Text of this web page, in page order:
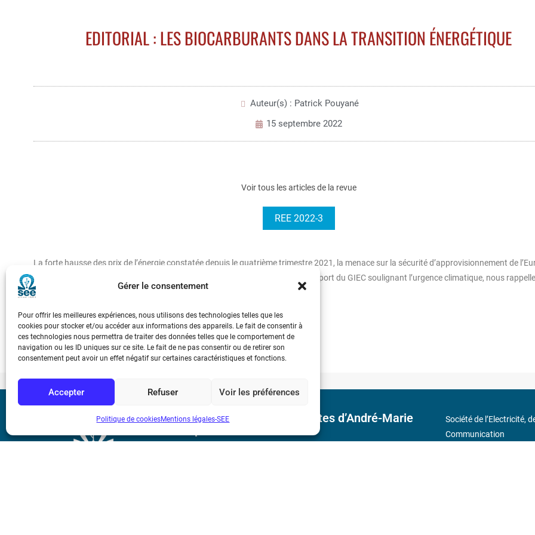
Gérer le consentement
Pour offrir les meilleures expériences, nous utilisons des technologies telles que les
cookies pour stocker et/ou accéder aux informations des appareils. Le fait de consentir à
ces technologies nous permettra de traiter des données telles que le comportement de
navigation ou les ID uniques sur ce site. Le fait de ne pas consentir ou de retirer son
consentement peut avoir un effet négatif sur certaines caractéristiques et fonctions.
Accepter Refuser Voir les préférences
Politique de cookiesMentions légales-SEE
EDITORIAL : LES BIOCARBURANTS DANS LA TRANSITION ÉNERGÉTIQUE
Auteur(s) : Patrick Pouyané
15 septembre 2022
Voir tous les articles de la revue
REE 2022-3
La forte hausse des prix de l’énergie constatée depuis le quatrième trimestre 2021, la menace sur la sécurité d’approvisionnement de
que fait peser l’agression militaire russe envers l’Ukraine, et enfin le dernier rapport du GIEC soulignant l’urgence climatique, nous
l’énergie est un bien essentiel qui doit être à la fois fiable, abordable et durable.
Bicentenaire des découvertes d’André-Marie
Société de l’Electricité,
Communication